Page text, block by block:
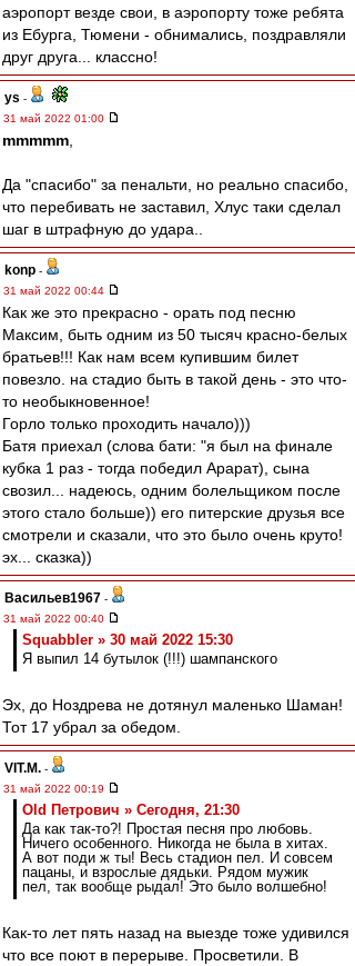
аэропорт везде свои, в аэропорту тоже ребята
из Ебурга, Тюмени - обнимались, поздравляли
друг друга... классно!
ys -
31 май 2022 01:00
mmmmm
Да "спасибо" за пенальти, но реально спасибо,
что перебивать не заставил, Хлус таки сделал
шаг в штрафную до удара..
konp -
31 май 2022 00:44
Как же это прекрасно - орать под песню
Максим, быть одним из 50 тысяч красно-белых
братьев!!! Как нам всем купившим билет
повезло. на стадио быть в такой день - это что-
то необыкновенное!
Горло только проходить начало)))
Батя приехал (слова бати: "я был на финале
кубка 1 раз - тогда победил Арарат), сына
свозил... надеюсь, одним болельщиком после
этого стало больше)) его питерские друзья все
смотрели и сказали, что это было очень круто!
эх... сказка))
Васильев1967 -
31 май 2022 00:40
Squabbler » 30 май 2022 15:30
Я выпил 14 бутылок (!!!) шампанского
Эх, до Ноздрева не дотянул маленько Шаман!
Тот 17 убрал за обедом.
VIT.M. -
31 май 2022 00:19
Old Петрович » Сегодня, 21:30
Да как так-то?! Простая песня про любовь.
Ничего особенного. Никогда не была в хитах.
А вот поди ж ты! Весь стадион пел. И совсем
пацаны, и взрослые дядьки. Рядом мужик
пел, так вообще рыдал! Это было волшебно!
Как-то лет пять назад на выезде тоже удивился
что все поют в перерыве. Просветили. В